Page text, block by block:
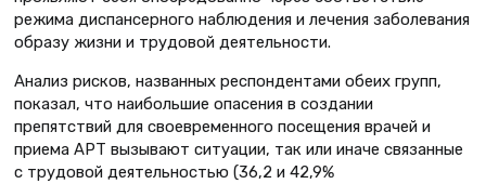
режима диспансерного наблюдения и лечения заболевания
образу жизни и трудовой деятельности.
Анализ рисков, названных респондентами обеих групп,
показал, что наибольшие опасения в создании
препятствий для своевременного посещения врачей и
приема АРТ вызывают ситуации, так или иначе связанные
с трудовой деятельностью (36,2 и 42,9%